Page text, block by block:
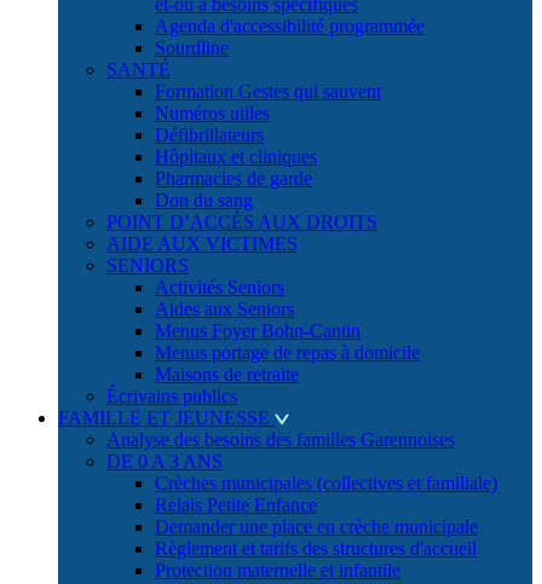
et-ou a besoins spécifiques
Agenda d'accessibilité programmée
Sourdline
SANTÉ
Formation Gestes qui sauvent
Numéros utiles
Défibrillateurs
Hôpitaux et cliniques
Pharmacies de garde
Don du sang
POINT D’ACCÈS AUX DROITS
AIDE AUX VICTIMES
SENIORS
Activités Seniors
Aides aux Seniors
Menus Foyer Bohn-Cantin
Menus portage de repas à domicile
Maisons de retraite
Écrivains publics
FAMILLE ET JEUNESSE
Analyse des besoins des familles Garennoises
DE 0 A 3 ANS
Crèches municipales (collectives et familiale)
Relais Petite Enfance
Demander une place en crèche municipale
Règlement et tarifs des structures d'accueil
Protection maternelle et infantile